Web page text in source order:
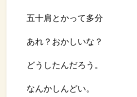
五十肩とかって多分
あれ？おかしいな？
どうしたんだろう。
なんかしんどい。